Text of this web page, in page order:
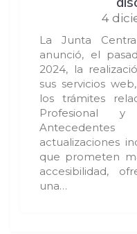
4
La Junta
anunció, el
2024, la
sus servicios
los trámites
Profesional
Antecedentes
actualizaciones
que prometen
accesibilidad,
una…